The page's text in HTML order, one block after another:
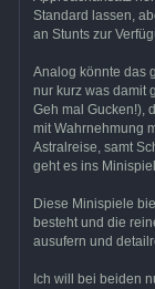
Standard lassen,
an Stunts zur
Analog könnte das
nur kurz was damit
Geh mal Gucken!),
mit Wahrnehmung
Astralreise, samt
geht es ins
Diese Minispiele
besteht und die
ausufern und
Ich will bei beiden